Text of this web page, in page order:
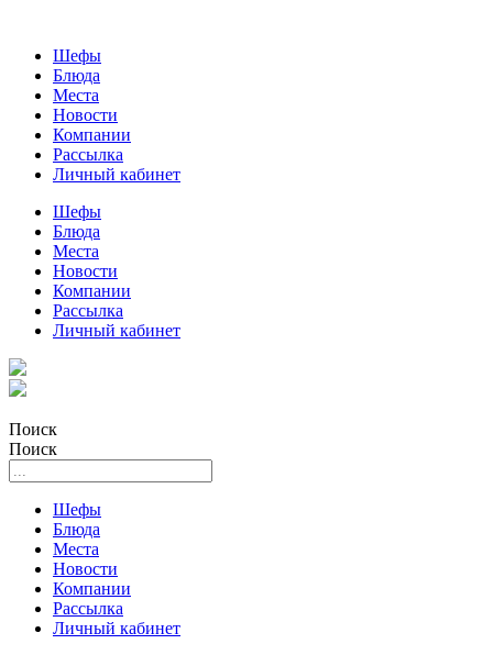
Шефы
Блюда
Места
Новости
Компании
Рассылка
Личный кабинет
Шефы
Блюда
Места
Новости
Компании
Рассылка
Личный кабинет
Поиск
Поиск
Шефы
Блюда
Места
Новости
Компании
Рассылка
Личный кабинет